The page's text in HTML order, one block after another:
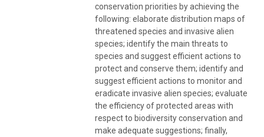
conservation priorities by achieving the
following: elaborate distribution maps of
threatened species and invasive alien
species; identify the main threats to
species and suggest efficient actions to
protect and conserve them; identify and
suggest efficient actions to monitor and
eradicate invasive alien species; evaluate
the efficiency of protected areas with
respect to biodiversity conservation and
make adequate suggestions; finally,